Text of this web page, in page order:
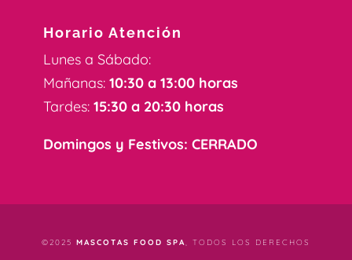
Horario Atención
Lunes a Sábado:
Mañanas: 10:30 a 13:00 horas
Tardes: 15:30 a 20:30 horas
Domingos y Festivos: CERRADO
©2025 MASCOTAS FOOD SPA, TODOS LOS DERECHOS